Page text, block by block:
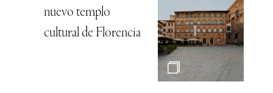
nuevo templo
cultural de Florencia